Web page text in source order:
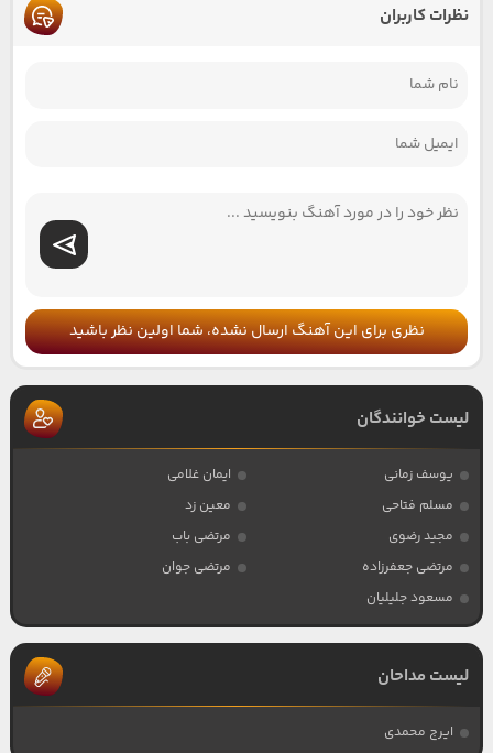
نظرات کاربران
نظری برای این آهنگ ارسال نشده، شما اولین نظر باشید
لیست خوانندگان
یوسف زمانی
ایمان غلامی
مسلم فتاحی
معین زد
مجید رضوی
مرتضی باب
مرتضی جعفرزاده
مرتضی جوان
مسعود جلیلیان
لیست مداحان
ایرج محمدی